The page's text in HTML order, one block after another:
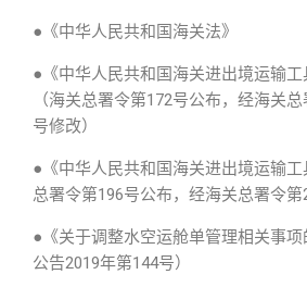
●《中华人民共和国海关法》
●《中华人民共和国海关进出境运输工
（海关总署令第172号公布，经海关
号修改）
●《中华人民共和国海关进出境运输
总署令第196号公布，经海关总署令第
●《关于调整水空运舱单管理相关事
公告2019年第144号）